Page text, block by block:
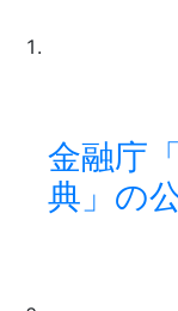
金融庁
典」の